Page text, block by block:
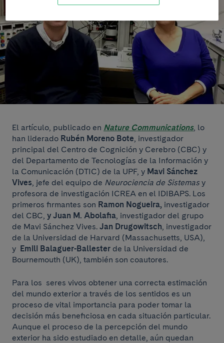
El artículo, publicado en Nature Communications , lo
han liderado Rubén Moreno Bote , investigador
principal del Centro de Cognición y Cerebro (CBC) y
del Departamento de Tecnologías de la Información y
la Comunicación (DTIC) de la UPF, y Mavi Sánchez
Vives , jefe del equipo de Neurociencia de Sistemas y
profesora de investigación ICREA en el IDIBAPS. Los
primeros firmantes son Ramon Nogueira, investigador
del CBC, y Juan M. Abolafia , investigador del grupo
de Mavi Sánchez Vives. Jan Drugowitsch , investigador
de la Universidad de Harvard (Massachusetts, USA),
y Emili Balaguer-Ballester de la Universidad de
Bournemouth (UK), también son coautores.
Para los seres vivos obtener una correcta estimación
del mundo exterior a través de los sentidos es un
proceso de vital importancia para poder tomar la
decisión más beneficiosa en cada situación particular.
Aunque el proceso de la percepción del mundo
exterior ha sido estudiado en detalle, aún quedan